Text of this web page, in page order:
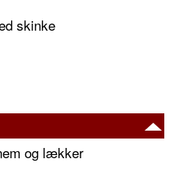
skinke
og lækker